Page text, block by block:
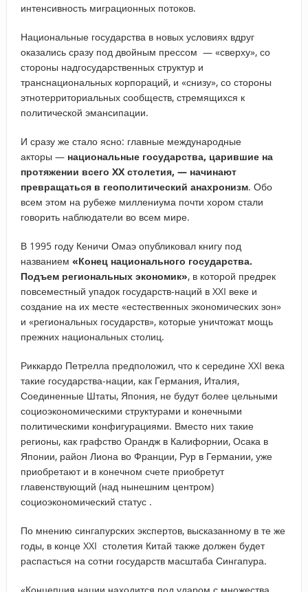
интенсивность миграционных потоков.
Национальные государства в новых условиях вдруг
оказались сразу под двойным прессом — «сверху», со
стороны надгосударственных структур и
транснациональных корпораций, и «снизу», со стороны
этнотерриториальных сообществ, стремящихся к
политической эмансипации.
И сразу же стало ясно: главные международные
акторы — национальные государства, царившие на
протяжении всего XX столетия, — начинают
превращаться в геополитический анахронизм. Обо
всем этом на рубеже миллениума почти хором стали
говорить наблюдатели во всем мире.
В 1995 году Кеничи Омаэ опубликовал книгу под
названием «Конец национального государства.
Подъем региональных экономик», в которой предрек
повсеместный упадок государств-наций в XXI веке и
создание на их месте «естественных экономических зон»
и «региональных государств», которые уничтожат мощь
прежних национальных столиц.
Риккардо Петрелла предположил, что к середине XXI века
такие государства-нации, как Германия, Италия,
Соединенные Штаты, Япония, не будут более цельными
социоэкономическими структурами и конечными
политическими конфигурациями. Вместо них такие
регионы, как графство Орандж в Калифорнии, Осака в
Японии, район Лиона во Франции, Рур в Германии, уже
приобретают и в конечном счете приобретут
главенствующий (над нынешним центром)
социоэкономический статус .
По мнению сингапурских экспертов, высказанному в те же
годы, в конце XXI столетия Китай также должен будет
распасться на сотни государств масштаба Сингапура.